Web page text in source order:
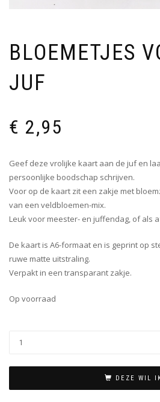
BLOEMETJES
JUF
€ 2,95
Geef deze vrolijke kaart aan de juf en
persoonlijke boodschap schrijven.
Voor op de kaart zit een zakje met
van een veldbloemen-mix.
Leuk voor meester- en juffendag, of als
De kaart is A6-formaat en is geprint op
ruwe matte uitstraling.
Verpakt in een transparant zakje.
Op voorraad
DEZE WIL